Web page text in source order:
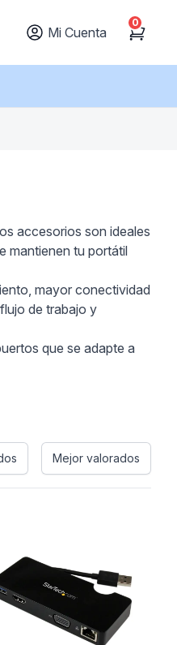
Mi Cuenta Cart
0
accesorios son ideales
mantienen tu portátil
mayor conectividad
de trabajo y
que se adapte a
Mejor valorados